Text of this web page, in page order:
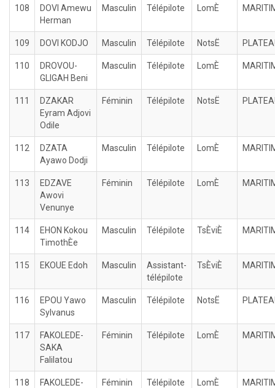
108
DOVI Amewu
Herman
Masculin Télépilote LomÈ
109 DOVI KODJO Masculin Télépilote NotsË
110
DROVOU-
GLIGAH Beni
Masculin Télépilote LomÈ
111
DZAKAR
Eyram Adjovi
Odile
Féminin Télépilote NotsË
112
DZATA
Ayawo Dodji
Masculin Télépilote LomÈ
113
EDZAVE
Awovi
Venunye
Féminin Télépilote LomÈ
114
EHON Kokou
TimothÈe
Masculin Télépilote TsÈviÈ
115 EKOUE Edoh Masculin
Assistant-
télépilote
TsÈviÈ
116
EPOU Yawo
Sylvanus
Masculin Télépilote NotsË
117
FAKOLEDE-
SAKA
Falilatou
Féminin Télépilote LomÈ
118
FAKOLEDE-
Féminin Télépilote LomÈ